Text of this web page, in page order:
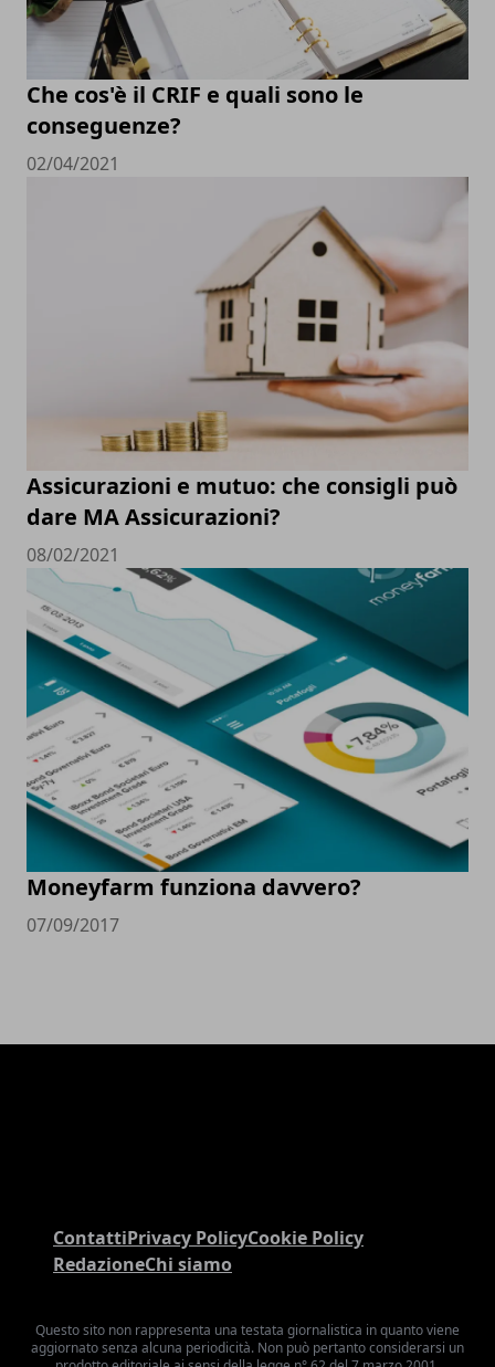
Che cos'è il CRIF e quali sono le
conseguenze?
02/04/2021
Assicurazioni e mutuo: che consigli può
dare MA Assicurazioni?
08/02/2021
Moneyfarm funziona davvero?
07/09/2017
ContattiPrivacy PolicyCookie Policy
RedazioneChi siamo
Questo sito non rappresenta una testata giornalistica in quanto viene
aggiornato senza alcuna periodicità. Non può pertanto considerarsi un